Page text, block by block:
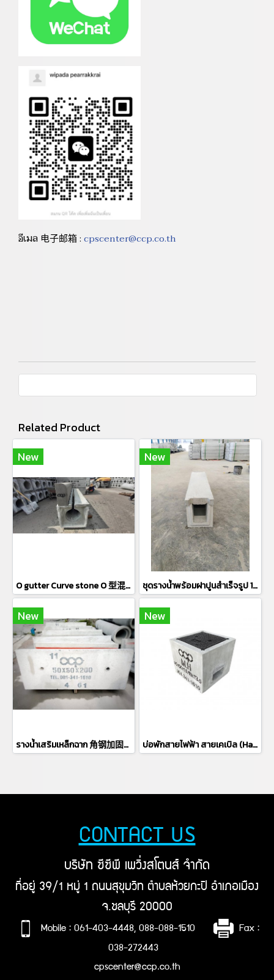
อีเมล 电子邮箱 :cpscenter@ccp.co.th
Related Product
New
O gutter Curve stone O 型混凝土排水管用弧形路缘石
New
ชุดรางน้ำพร้อมฝาปูนสำเร็จรูป 10 cm 预制混凝土排水槽带槽盖 10厘米
New
รางน้ำเสริมเหล็กฉาก 角钢加固混凝土排水槽
New
บ่อพักสายไฟฟ้า สายเคเบิล (Handhole) มาตราฐาน CCP พร้อมฝาเหล็กหล่อ บ่อพักพร้อมฝาเหล็กหล่อ
CONTACT US
บริษัท ซีซีพี เพวิ่งสโตนส์ จำกัด
ที่อยู่ 39/1 หมู่ 1 ถนนสุขุมวิท ตำบลห้วยกะปิ อำเภอเมือง
จ.ชลบุรี 20000
Mobile : 061-403-4448, 088-088-1510 Fax :
038-272443
cpscenter@ccp.co.th